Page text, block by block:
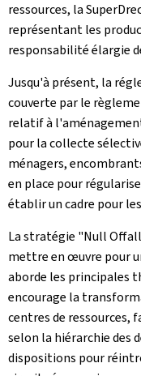
ressources, la
représentant les
responsabilité élargie
Jusqu'à présent, la
couverte par le
relatif à
pour la collecte
ménagers,
en place pour
établir un cadre pour
La stratégie "Null
mettre en œuvre pour
aborde les principales
encourage la
centres de ressources,
selon la hiérarchie des
dispositions pour